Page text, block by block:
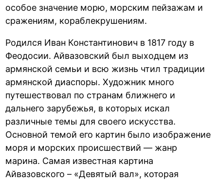
особое значение морю, морским пейзажам и
сражениям, кораблекрушениям.
Родился Иван Константинович в 1817 году в
Феодосии. Айвазовский был выходцем из
армянской семьи и всю жизнь чтил традиции
армянской диаспоры. Художник много
путешествовал по странам ближнего и
дальнего зарубежья, в которых искал
различные темы для своего искусства.
Основной темой его картин было изображение
моря и морских происшествий — жанр
марина. Самая известная картина
Айвазовского – «Девятый вал», которая